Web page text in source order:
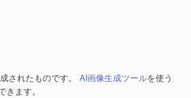
されたものです。 AI画像生成ツールを使う
ます。